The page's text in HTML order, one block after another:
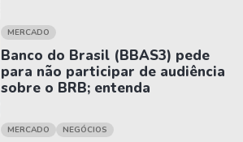
MERCADO
Banco do Brasil (BBAS3) pede
para não participar de audiência
sobre o BRB; entenda
MERCADO NEGÓCIOS